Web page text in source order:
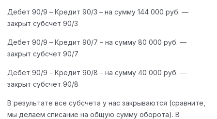
Дебет 90/9 – Кредит 90/3 – на сумму 144 000 руб. —
закрыт субсчет 90/3
Дебет 90/9 – Кредит 90/7 – на сумму 80 000 руб. —
закрыт субсчет 90/7
Дебет 90/9 – Кредит 90/8 – на сумму 40 000 руб. —
закрыт субсчет 90/8
В результате все субсчета у нас закрываются (сравните,
мы делаем списание на общую сумму оборота). В